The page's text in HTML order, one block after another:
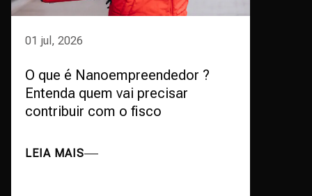
01 jul, 2026
O que é Nanoempreendedor ?
Entenda quem vai precisar
contribuir com o fisco
LEIA MAIS